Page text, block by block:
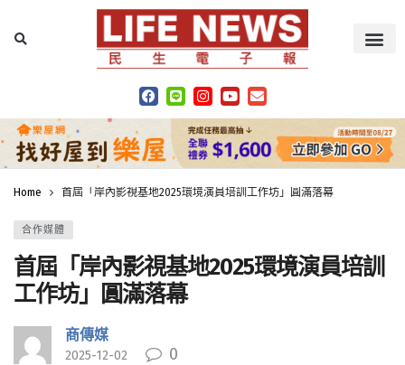
Home 首屆「岸內影視基地2025環境演員培訓工作坊」圓滿落幕
合作媒體
首屆「岸內影視基地2025環境演員培訓
工作坊」圓滿落幕
商傳媒
2025-12-02 0